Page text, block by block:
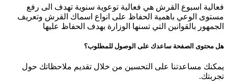
فعالية اسبوع القرش هي فعالية توعوية سنوية تهدف الى رفع
مستوى الوعي باهمية الحفاظ على انواع اسماك القرش وتعريف
الجمهور بالقوانين التي تسنها الوزارة بهدف الحفاظ عليها
هل محتوى الصفحة ساعدك على الوصول للمطلوب؟
يمكنك مساعدتنا على التحسين من خلال تقديم ملاحظاتك حول
تجربتك.